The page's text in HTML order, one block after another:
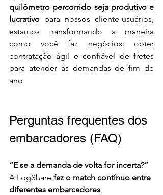
quilômetro percorrido seja produtivo e
lucrativo para nossos cliente-usuários,
estamos transformando a maneira
como você faz negócios: obter
contratação ágil e confiável de fretes
para atender às demandas de fim de
ano.
Perguntas frequentes dos
embarcadores (FAQ)
“E se a demanda de volta for incerta?”
A LogShare faz o match contínuo entre
diferentes embarcadores